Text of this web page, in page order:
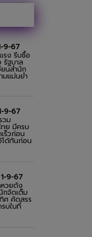
9-67
รง รีบซื้อ
รัฐบาล
นสำนัก
มแม่นยำ
9-67
วม
ทย มีครบ
ร็วก่อน
ได้ทันก่อน
1-9-67
วยดัง
กจัดเต็ม
ศ คัดสรร
รบในที่